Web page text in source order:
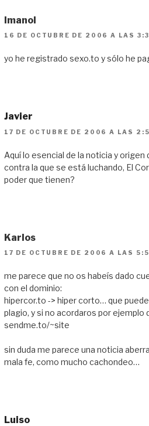
Imanol
16 DE OCTUBRE DE 2006 A LAS
yo he registrado sexo.to y sólo he
Javier
17 DE OCTUBRE DE 2006 A LAS
Aquí lo esencial de la noticia y
contra la que se está luchando, El
poder que tienen?
Karlos
17 DE OCTUBRE DE 2006 A LAS
me parece que no os habeís dado
con el dominio:
hipercor.to -> hiper corto… que
plagio, y si no acordaros por ejemplo
sendme.to/~site
sin duda me parece una noticia
mala fe, como mucho cachondeo…
Luiso